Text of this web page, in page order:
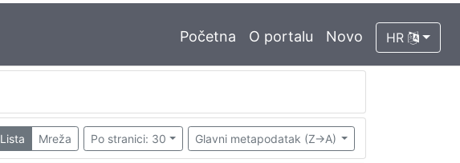
Početna O portalu Novo HR
Lista Mreža Po stranici: 30 Glavni metapodatak (Z->A)